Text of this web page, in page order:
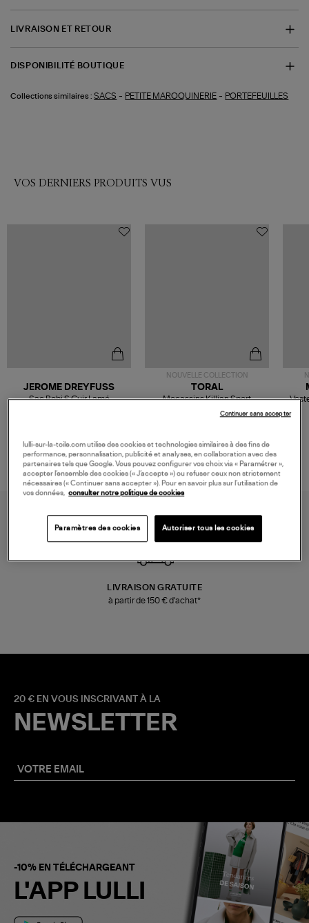
LIVRAISON ET RETOUR
DISPONIBILITÉ BOUTIQUE
Collections similaires : SACS - PETITE MAROQUINERIE - PORTEFEUILLES
VOS DERNIERS PRODUITS VUS
JEROME DREYFUSS
Sac Bobi S Cuir Lamé
NOUVELLE COLLECTION
189,00 €
TORAL
Mocassins Killian Sport
LIVRAISON GRATUITE
à partir de 150 € d'achat*
20 € EN VOUS INSCRIVANT À LA
NEWSLETTER
-10% EN TÉLÉCHARGEANT
L'APP LULLI
lulli-sur-la-toile.com utilise des cookies et technologies similaires à des fins de
performance, personnalisation, publicité et analyses, en collaboration avec des
partenaires tels que Google. Vous pouvez configurer vos choix via « Paramétrer »,
accepter l’ensemble des cookies (« J’accepte ») ou refuser ceux non strictement
nécessaires (« Continuer sans accepter »). Pour en savoir plus sur l’utilisation de
vos données,
consulter notre politique de cookies
Paramètres des cookies Autoriser tous les cookies
Continuer sans accepter